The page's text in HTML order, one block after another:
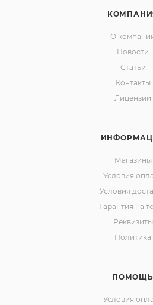
О
Новости
Статьи
Контакты
Лицензии
Магазины
Условия
Условия
Гарантия на
Реквизиты
Политика
ПОМОЩЬ
Условия